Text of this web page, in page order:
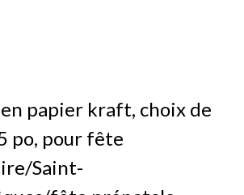
en papier kraft, choix de
po, pour fête
Saint-